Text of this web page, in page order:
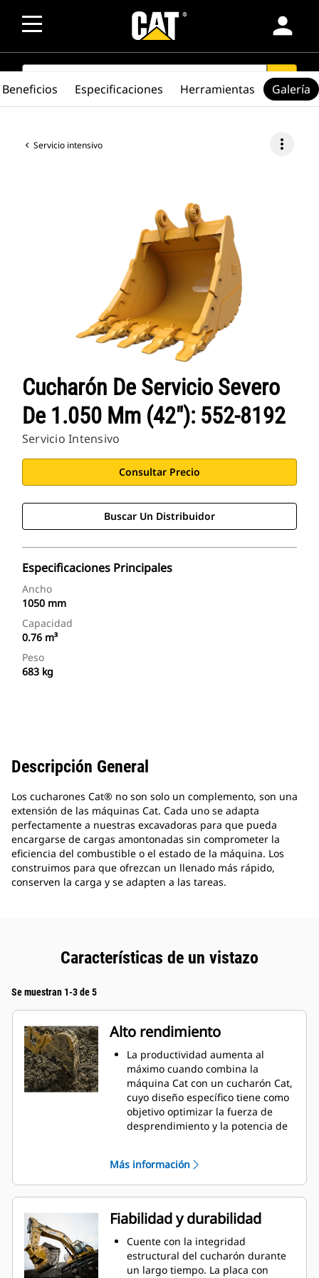
person
SEARCH search
Servicio intensivo more_vert
Cucharón De Servicio Severo
De 1.050 Mm (42"): 552-8192
Servicio Intensivo
Consultar Precio
Buscar Un Distribuidor
Especificaciones Principales
Ancho
1050 mm
Capacidad
0.76 m³
Peso
683 kg
Beneficios Especificaciones Herramientas Galería
Descripción General
Los cucharones Cat® no son solo un complemento, son una
extensión de las máquinas Cat. Cada uno se adapta
perfectamente a nuestras excavadoras para que pueda
encargarse de cargas amontonadas sin comprometer la
eficiencia del combustible o el estado de la máquina. Los
construimos para que ofrezcan un llenado más rápido,
conserven la carga y se adapten a las tareas.
Características de un vistazo
Se muestran 1-3 de 5
Alto rendimiento
La productividad aumenta al
máximo cuando combina la
máquina Cat con un cucharón Cat,
cuyo diseño específico tiene como
objetivo optimizar la fuerza de
desprendimiento y la potencia de
radio mejora el flujo de material
hacia el cucharón. El espacio libre
del talón agregado asegura que la
parte inferior del cucharón no se
arrastre, lo que reduce los costos
de mantenimiento.
El consumo de combustible
alcanza el punto máximo durante
Más información
Fiabilidad y durabilidad
Cuente con la integridad
estructural del cucharón durante
un largo tiempo. La placa con